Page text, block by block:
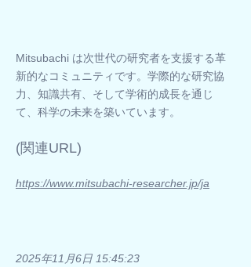
Mitsubachi は次世代の研究者を支援する革
新的なコミュニティです。学際的な研究協
力、知識共有、そして学術的成長を通じ
て、科学の未来を築いています。
​(関連URL)
https://www.mitsubachi-researcher.jp/ja
2025年11月6日 15:45:23